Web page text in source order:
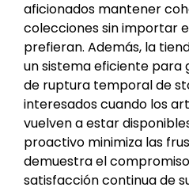
aficionados mantener
colecciones sin importar
prefieran. Además, la
un sistema eficiente para
de ruptura temporal de
interesados cuando los
vuelven a estar
proactivo minimiza las
demuestra el
satisfacción continua de